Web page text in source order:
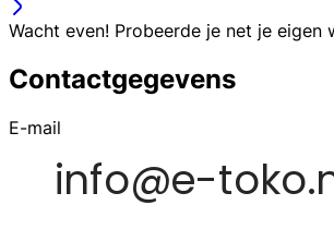
Wacht even! Probeerde je net je eigen
Contactgegevens
E-mail